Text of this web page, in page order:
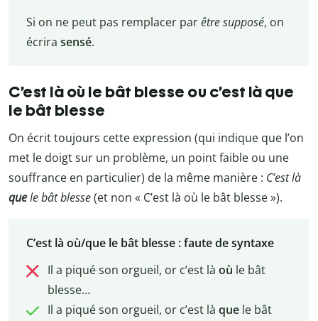
Si on ne peut pas remplacer parêtre supposé, on
écrira sensé.
C’est là où le bât blesse ou c’est là que
le bât blesse
On écrit toujours cette expression (qui indique que l’on
met le doigt sur un problème, un point faible ou une
souffrance en particulier) de la même manière : C’est là
quele bât blesse(et non « C’est là où le bât blesse »).
C’est là où/que le bât blesse : faute de syntaxe
Il a piqué son orgueil, or c’est là où le bât
blesse…
Il a piqué son orgueil, or c’est là que le bât